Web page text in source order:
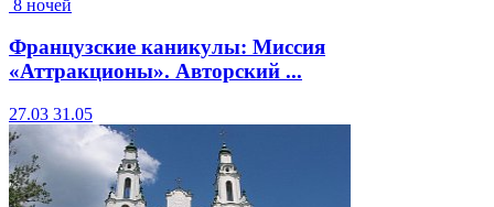
8 ночей
Французские каникулы: Миссия
«Аттракционы». Авторский ...
27.03 31.05